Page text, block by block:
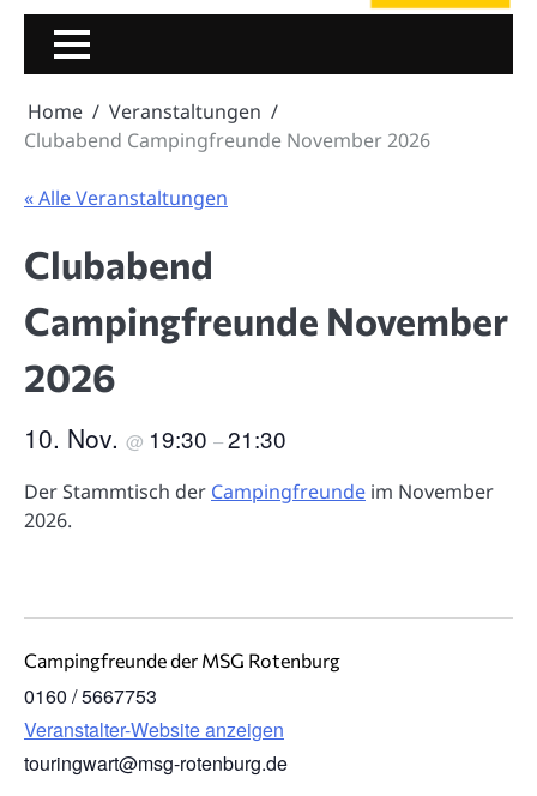
Home
Veranstaltungen
Clubabend Campingfreunde November 2026
« Alle Veranstaltungen
Clubabend
Campingfreunde November
2026
10. Nov. @ 19:30 –21:30
Der Stammtisch der Campingfreunde im November
2026.
Campingfreunde der MSG Rotenburg
0160 / 5667753
Veranstalter-Website anzeigen
touringwart@msg-rotenburg.de